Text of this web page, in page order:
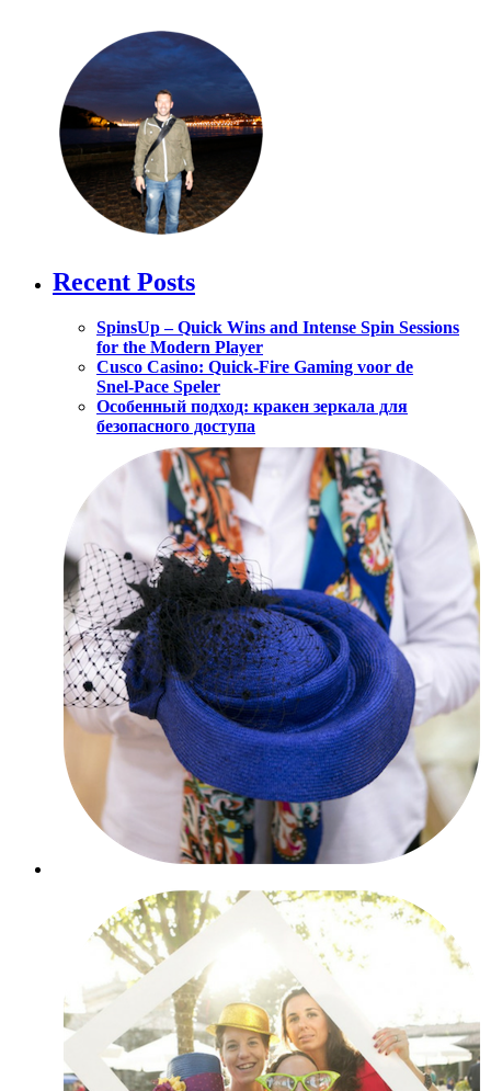
Recent Posts
SpinsUp – Quick Wins and Intense Spin Sessions
for the Modern Player
Cusco Casino: Quick‑Fire Gaming voor de
Snel‑Pace Speler
Особенный подход: кракен зеркала для
безопасного доступа